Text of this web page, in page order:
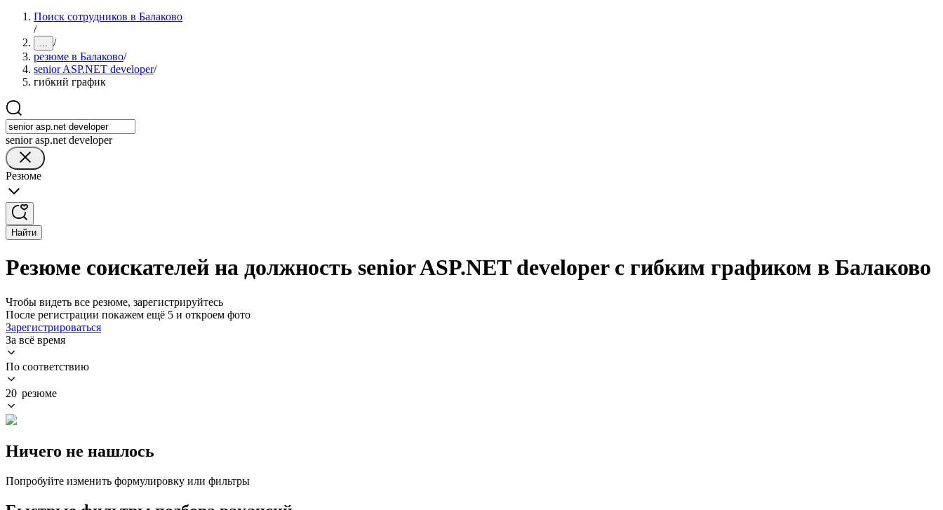
Поиск сотрудников в Балаково
/
... /
резюме в Балаково/
senior ASP.NET developer/
гибкий график
senior asp.net developer
Резюме
Найти
Резюме соискателей на должность senior ASP.NET developer с гибким графиком в Балаково
Чтобы видеть все резюме, зарегистрируйтесь
После регистрации покажем ещё 5 и откроем фото
Зарегистрироваться
За всё время
По соответствию
20 резюме
Ничего не нашлось
Попробуйте изменить формулировку или фильтры